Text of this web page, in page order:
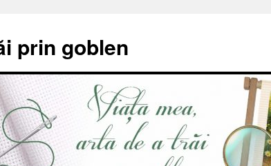
prin goblen